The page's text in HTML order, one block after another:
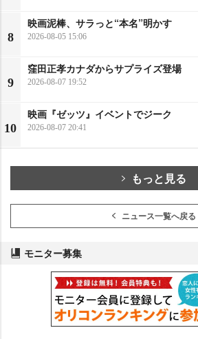
8
映画泥棒、サラっと“本名”明かす
2026-08-05 15:06
9
窪田正孝カナダからサプライズ登場
2026-08-07 19:52
10
映画『ゼッツ』イベントでジーク
2026-08-07 20:41
もっと見る
ニュース一覧へ戻る
モニター募集